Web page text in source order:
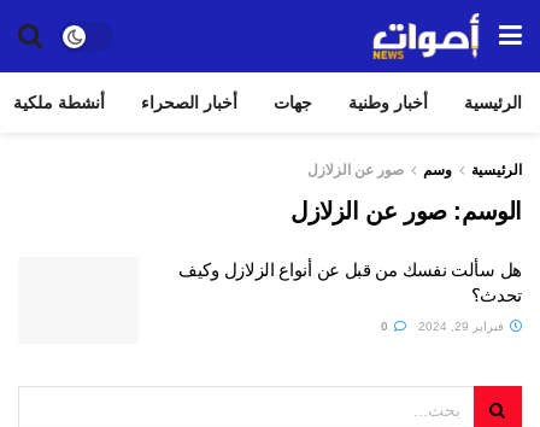
الرئيسية أخبار وطنية جهات أخبار الصحراء أنشطة ملكية
الرئيسية وسم صور عن الزلازل
الوسم:صور عن الزلازل
هل سألت نفسك من قبل عن أنواع الزلازل وكيف
تحدث؟
فبراير 29, 2024